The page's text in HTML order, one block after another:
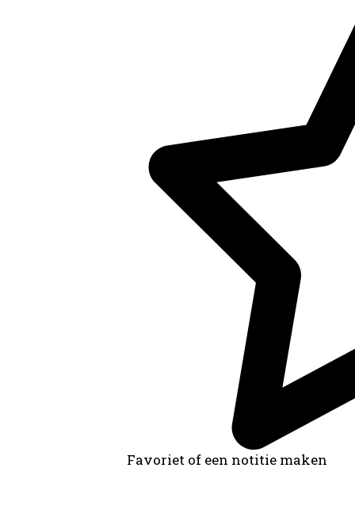
Favoriet of een notitie maken